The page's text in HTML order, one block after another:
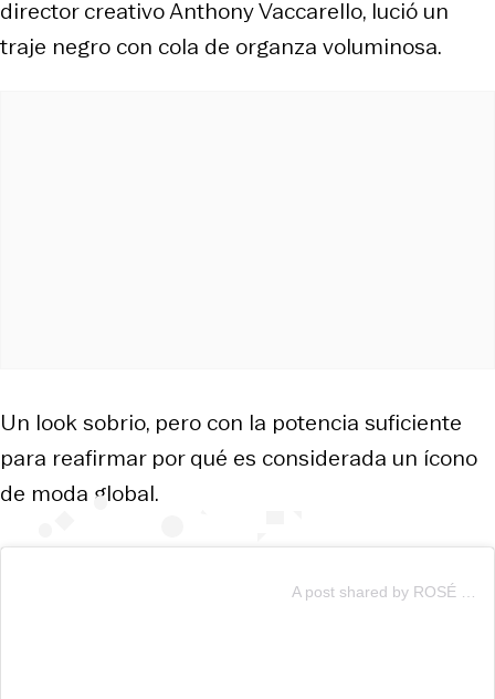
director creativo Anthony Vaccarello, lució un
traje negro con cola de organza voluminosa.
Un look sobrio, pero con la potencia suficiente
para reafirmar por qué es considerada un ícono
de moda global.